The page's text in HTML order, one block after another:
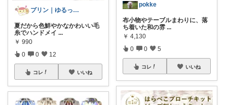
プリン｜ゆるっとラク暮らし
夏だから色鮮やかなかわいい毛
糸でハンドメイ ...
￥ 990
0 0 12
コレ いいね
pokke
布小物やテーブルまわりに、落
ち着いた和の雰 ...
￥ 4,130
0 0 5
コレ いいね